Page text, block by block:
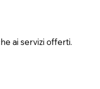
ai servizi offerti.